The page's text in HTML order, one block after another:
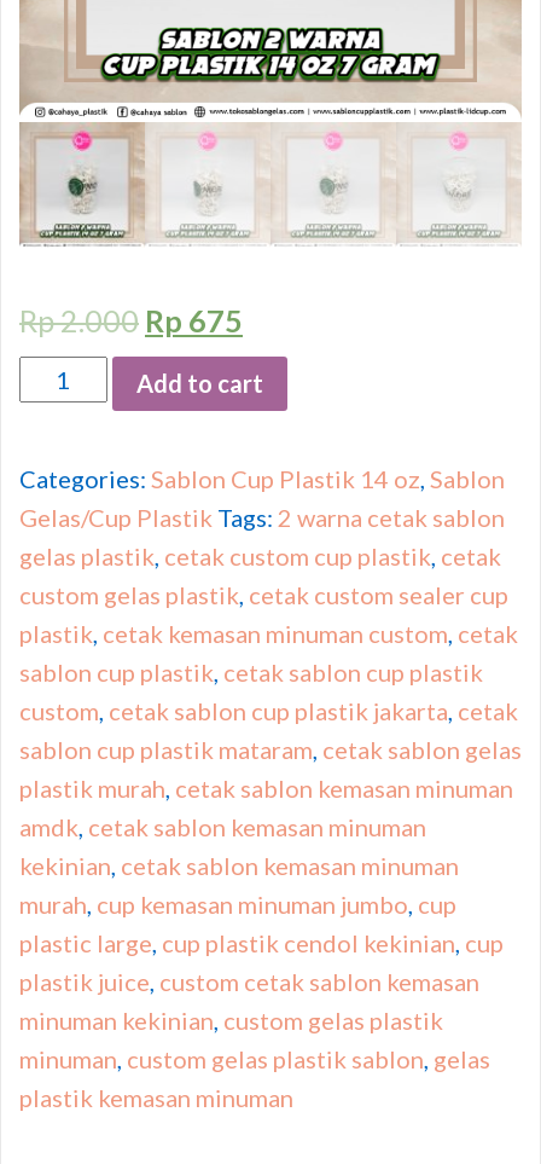
Rp2.000 Rp 675
Quantity Add to cart
Categories: Sablon Cup Plastik 14 oz Sablon
Gelas/Cup Plastik Tags: 2 warna cetak sablon
gelas plastik cetak custom cup plastik cetak
custom gelas plastik cetak custom sealer cup
plastik cetak kemasan minuman custom cetak
sablon cup plastik cetak sablon cup plastik
custom cetak sablon cup plastik jakarta cetak
sablon cup plastik mataram cetak sablon gelas
plastik murah cetak sablon kemasan minuman
amdk cetak sablon kemasan minuman
kekinian cetak sablon kemasan minuman
murah cup kemasan minuman jumbo cup
plastic large cup plastik cendol kekinian cup
plastik juice custom cetak sablon kemasan
minuman kekinian custom gelas plastik
minuman custom gelas plastik sablon gelas
plastik kemasan minuman